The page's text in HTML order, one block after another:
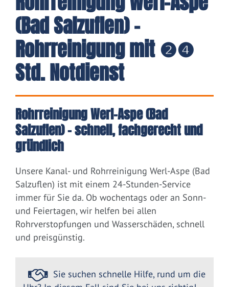
(Bad Salzuflen) -
Rohrreinigung mit ❷❹
Std. Notdienst
Rohrreinigung Werl-Aspe (Bad
Salzuflen) – schnell, fachgerecht und
gründlich
Unsere Kanal- und Rohrreinigung Werl-Aspe (Bad
Salzuflen) ist mit einem 24-Stunden-Service
immer für Sie da. Ob wochentags oder an Sonn-
und Feiertagen, wir helfen bei allen
Rohrverstopfungen und Wasserschäden, schnell
und preisgünstig.
Sie suchen schnelle Hilfe, rund um die